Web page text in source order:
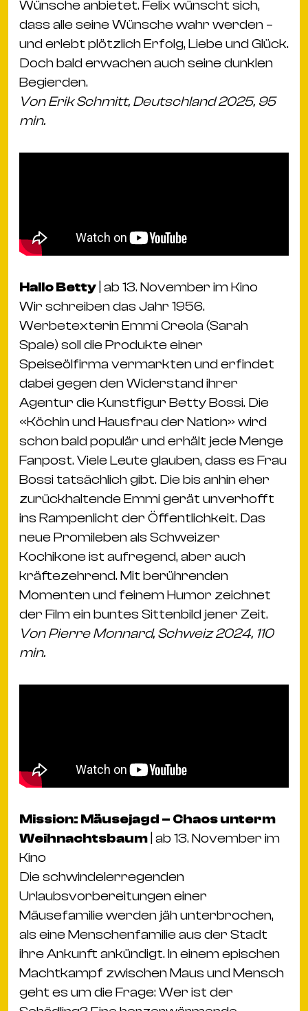
Wünsche anbietet. Felix wünscht sich,
dass alle seine Wünsche wahr werden –
und erlebt plötzlich Erfolg, Liebe und Glück.
Doch bald erwachen auch seine dunklen
Begierden.
Von Erik Schmitt, Deutschland 2025, 95
min.
Hallo Betty | ab 13. November im Kino
Wir schreiben das Jahr 1956.
Werbetexterin Emmi Creola (Sarah
Spale) soll die Produkte einer
Speiseölfirma vermarkten und erfindet
dabei gegen den Widerstand ihrer
Agentur die Kunstfigur Betty Bossi. Die
«Köchin und Hausfrau der Nation» wird
schon bald populär und erhält jede Menge
Fanpost. Viele Leute glauben, dass es Frau
Bossi tatsächlich gibt. Die bis anhin eher
zurückhaltende Emmi gerät unverhofft
ins Rampenlicht der Öffentlichkeit. Das
neue Promileben als Schweizer
Kochikone ist aufregend, aber auch
kräftezehrend. Mit berührenden
Momenten und feinem Humor zeichnet
der Film ein buntes Sittenbild jener Zeit.
Von Pierre Monnard, Schweiz 2024, 110
min.
Mission: Mäusejagd – Chaos unterm
Weihnachtsbaum | ab 13. November im
Kino
Die schwindelerregenden
Urlaubsvorbereitungen einer
Mäusefamilie werden jäh unterbrochen,
als eine Menschenfamilie aus der Stadt
ihre Ankunft ankündigt. In einem epischen
Machtkampf zwischen Maus und Mensch
geht es um die Frage: Wer ist der